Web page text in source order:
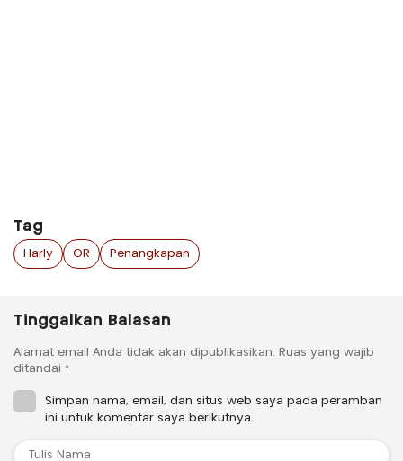
Tag
Harly OR Penangkapan
Tinggalkan Balasan
Alamat email Anda tidak akan dipublikasikan. Ruas yang wajib
ditandai *
Simpan nama, email, dan situs web saya pada peramban
ini untuk komentar saya berikutnya.